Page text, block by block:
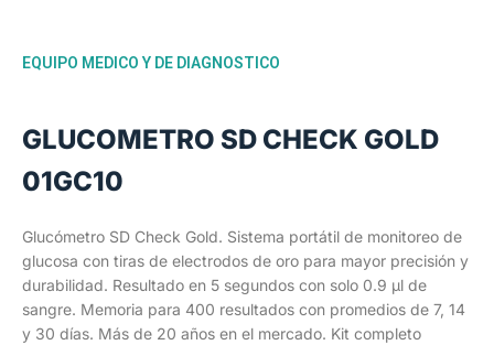
EQUIPO MEDICO Y DE DIAGNOSTICO
GLUCOMETRO SD CHECK GOLD
01GC10
Glucómetro SD Check Gold. Sistema portátil de monitoreo de
glucosa con tiras de electrodos de oro para mayor precisión y
durabilidad. Resultado en 5 segundos con solo 0.9 µl de
sangre. Memoria para 400 resultados con promedios de 7, 14
y 30 días. Más de 20 años en el mercado. Kit completo